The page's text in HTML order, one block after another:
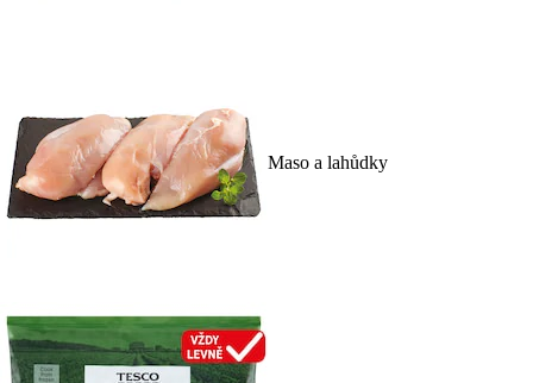
Maso a lahůdky